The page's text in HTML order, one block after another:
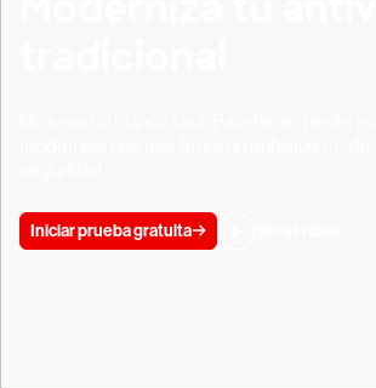
Iniciar prueba gratuita